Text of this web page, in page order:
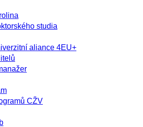
studia
aliance 4EU+
CŽV